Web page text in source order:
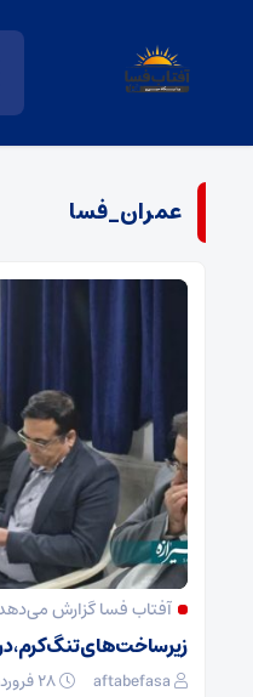
عمران_فسا
آفتاب فسا گزارش
زیرساخت‌های تنگ کرم،
aftabefasa